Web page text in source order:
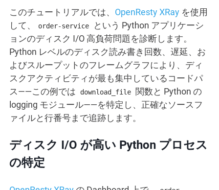
このチュートリアルでは、 OpenResty XRay を使用
して、
order-service
という Python アプリケーシ
ョンのディスク I/O 高負荷問題を診断します。
Python レベルのディスク読み書き回数、遅延、お
よびスループットのフレームグラフにより、ディ
スクアクティビティが最も集中しているコードパ
ス——この例では
download_file
関数と Python の
logging モジュール——を特定し、正確なソースフ
ァイルと行番号まで追跡します。
ディスク I/O が高い Python プロセス
の特定